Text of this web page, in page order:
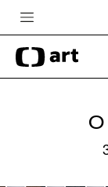
Česká televize
Zpravodajství